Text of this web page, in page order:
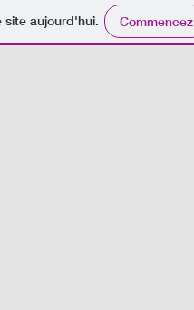
site aujourd'hui. Commencez